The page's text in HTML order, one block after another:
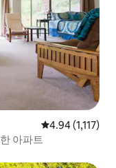
평점 4.94점(5점
4.94 (1,117)
아파트